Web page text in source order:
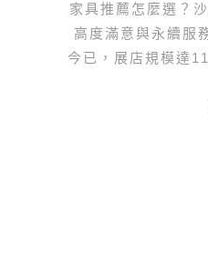
家具推薦怎麼選？
高度滿意與永續服
今已，展店規模達11